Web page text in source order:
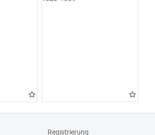
Registrierung